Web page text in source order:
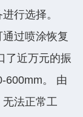
行选择。
过喷涂恢复
了近万元的振
600mm。 由
法正常工